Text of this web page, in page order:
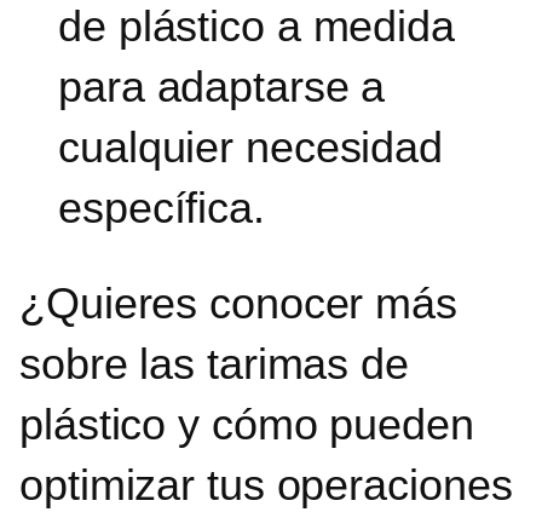
de plástico a medida
para adaptarse a
cualquier necesidad
específica.
¿Quieres conocer más
sobre las tarimas de
plástico y cómo pueden
optimizar tus operaciones